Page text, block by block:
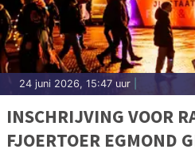
24 juni 2026, 15:47 uur
INSCHRIJVING VOOR
FJOERTOER EGMOND